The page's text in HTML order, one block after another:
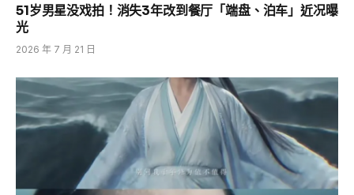
51岁男星没戏拍！消失3年改到餐厅「端盘、泊车」近况曝
光
2026 年 7 月 21 日